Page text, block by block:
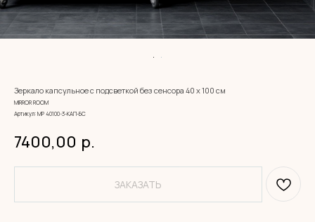
Зеркало капсульное с подсветкой без сенсора 40 х 100 см
MIRROR ROOM
Артикул:МР 40100-3-КАП-БС
7400,00 р.
ЗАКАЗАТЬ